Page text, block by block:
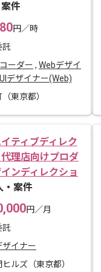
件
円／時
託
ーダー , Webデザイ
UIデザイナー(Web)
東京都）
イティブディレク
理店向けプロダ
ンディレクショ
・案件
円／月
託
ザイナー
ルズ（東京都）